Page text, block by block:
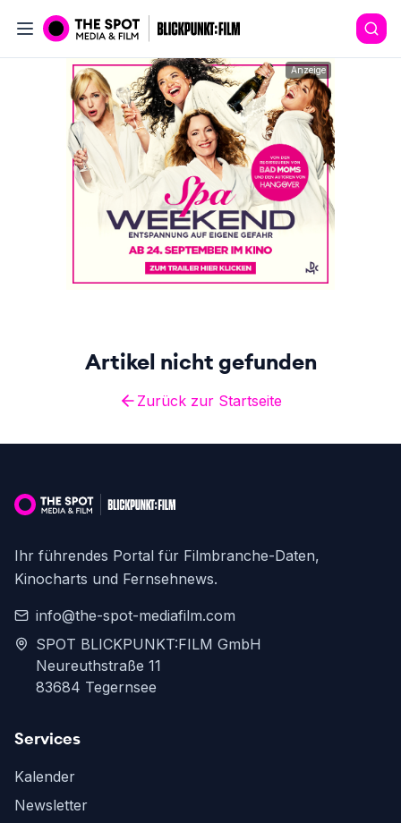
Anzeige
Artikel nicht gefunden
Zurück zur Startseite
Ihr führendes Portal für Filmbranche-Daten,
Kinocharts und Fernsehnews.
info@the-spot-mediafilm.com
SPOT BLICKPUNKT:FILM GmbH
Neureuthstraße 11
83684 Tegernsee
Services
Kalender
Newsletter